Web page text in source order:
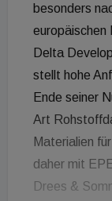
besonders
europäischen
Delta
stellt hohe
Ende seiner
Art
Materialien
daher mit
Drees &